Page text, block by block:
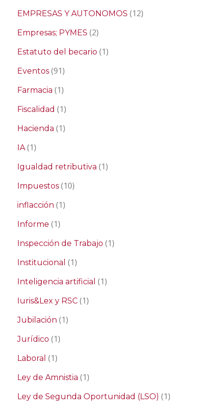
EMPRESAS Y AUTONOMOS (12)
Empresas; PYMES (2)
Estatuto del becario (1)
Eventos (91)
Farmacia (1)
Fiscalidad (1)
Hacienda (1)
IA(1)
Igualdad retributiva (1)
Impuestos (10)
inflacción (1)
Informe (1)
Inspección de Trabajo (1)
Institucional (1)
Inteligencia artificial (1)
Iuris&Lex y RSC (1)
Jubilación (1)
Jurídico (1)
Laboral (1)
Ley de Amnistia (1)
Ley de Segunda Oportunidad (LSO) (1)